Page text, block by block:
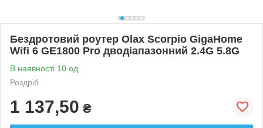
Бездротовий роутер Olax Scorpio GigaHome
Wifi 6 GE1800 Pro дводіапазонний 2.4G 5.8G
В наявності 10 од.
Роздріб
1 137,50 ₴